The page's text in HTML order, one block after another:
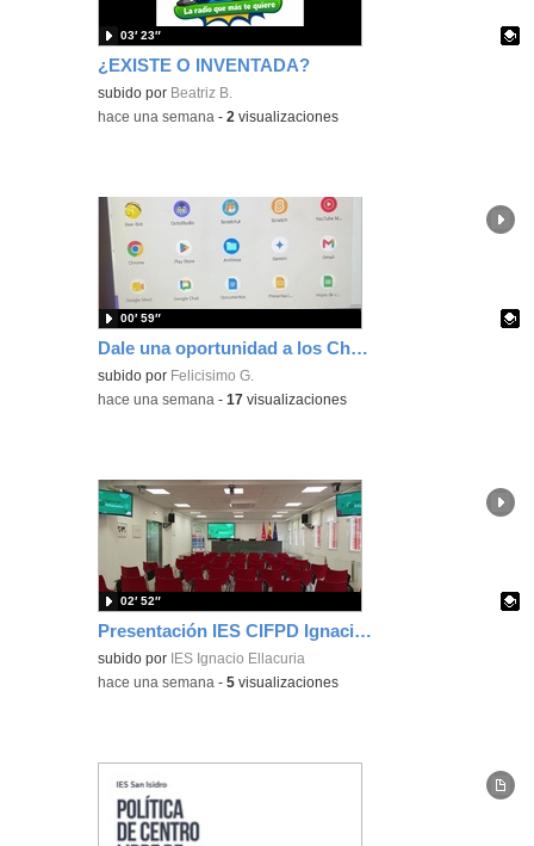
¿EXISTE O INVENTADA?
Contenido educativo.
subido por Beatriz B.
03′ 23″
-hace una semana -2 visualizaciones
Dale una oportunidad a los Chromebooks y utiliza un proyector para realizar talleres si no tienes pantallas táctiles
Contenido educativo.
subido por Felicisimo G.
00′ 59″
-hace una semana -17 visualizaciones
Presentación IES CIFPD Ignacio Ellacuría
Contenido educativo.
subido por IES Ignacio Ellacuria
02′ 52″
-hace una semana -5 visualizaciones